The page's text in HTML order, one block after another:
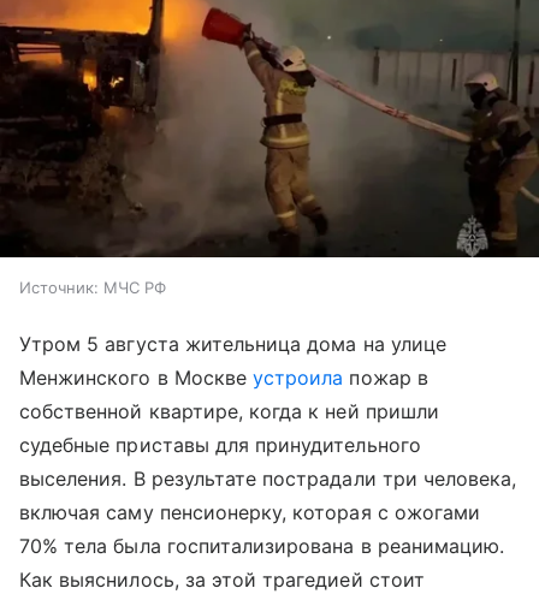
Источник: МЧС РФ
Утром 5 августа жительница дома на улице
Менжинского в Москвеустроила пожар в
собственной квартире, когда к ней пришли
судебные приставы для принудительного
выселения. В результате пострадали три человека,
включая саму пенсионерку, которая с ожогами
70% тела была госпитализирована в реанимацию.
Как выяснилось, за этой трагедией стоит